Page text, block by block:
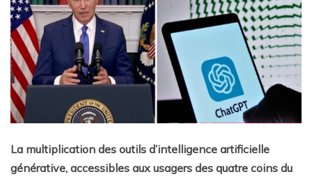
La multiplication des outils d’intelligence artificielle
générative, accessibles aux usagers des quatre coins du